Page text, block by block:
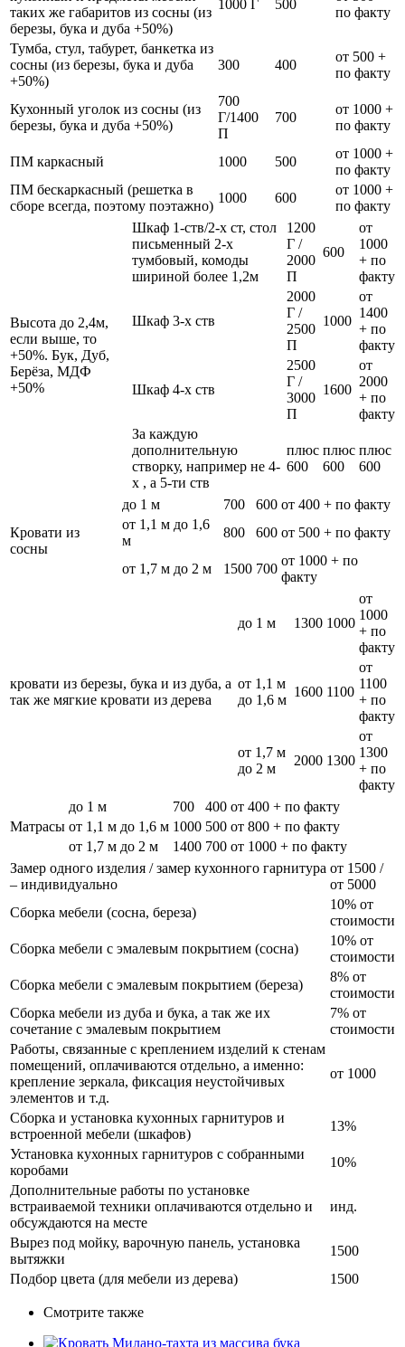
таких же габаритов из сосны (из
березы, бука и дуба +50%)
1000 Г 500
по факту
Тумба, стул, табурет, банкетка из
сосны (из березы, бука и дуба
+50%)
300 400
от 500 +
по факту
Кухонный уголок из сосны (из
березы, бука и дуба +50%)
700
Г/1400
П
700
от 1000 +
по факту
ПМ каркасный 1000 500
от 1000 +
по факту
ПМ бескаркасный (решетка в
сборе всегда, поэтому поэтажно)
1000 600
от 1000 +
по факту
Высота до 2,4м,
если выше, то
+50%. Бук, Дуб,
Берёза, МДФ
+50%
Шкаф 1-ств/2-х ст, стол
письменный 2-х
тумбовый, комоды
шириной более 1,2м
1200
Г /
2000
П
600
от
1000
+ по
факту
Шкаф 3-х ств
2000
Г /
2500
П
1000
от
1400
+ по
факту
Шкаф 4-х ств
2500
Г /
3000
П
1600
от
2000
+ по
факту
За каждую
дополнительную
створку, например не 4-
х , а 5-ти ств
плюс
600
плюс
600
плюс
600
Кровати из
сосны
до 1 м 700 600 от 400 + по факту
от 1,1 м до 1,6
м
800 600 от 500 + по факту
от 1,7 м до 2 м 1500 700
от 1000 + по
факту
кровати из березы, бука и из дуба, а
так же мягкие кровати из дерева
до 1 м 1300 1000
от
1000
+ по
факту
от 1,1 м
до 1,6 м
1600 1100
от
1100
+ по
факту
от 1,7 м
до 2 м
2000 1300
от
1300
+ по
факту
Матрасы
до 1 м 700 400 от 400 + по факту
от 1,1 м до 1,6 м 1000 500 от 800 + по факту
от 1,7 м до 2 м
1400 700 от 1000 + по факту
Замер одного изделия / замер кухонного гарнитура
– индивидуально
от 1500 /
от 5000
Сборка мебели (сосна, береза)
10% от
стоимости
Сборка мебели с эмалевым покрытием (сосна)
10% от
стоимости
Сборка мебели с эмалевым покрытием (береза)
8% от
стоимости
Сборка мебели из дуба и бука, а так же их
сочетание с эмалевым покрытием
7% от
стоимости
Работы, связанные с креплением изделий к стенам
помещений, оплачиваются отдельно, а именно:
крепление зеркала, фиксация неустойчивых
элементов и т.д.
от 1000
Сборка и установка кухонных гарнитуров и
встроенной мебели (шкафов)
13%
Установка кухонных гарнитуров с собранными
коробами
10%
Дополнительные работы по установке
встраиваемой техники оплачиваются отдельно и
обсуждаются на месте
инд.
Вырез под мойку, варочную панель, установка
вытяжки
1500
Подбор цвета (для мебели из дерева)
1500
Смотрите также